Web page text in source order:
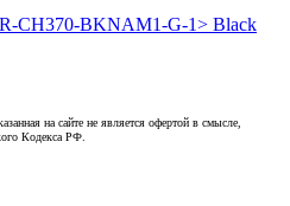
CH370-BKNAM1-G-1> Black
на сайте не является офертой в смысле,
Кодекса РФ.